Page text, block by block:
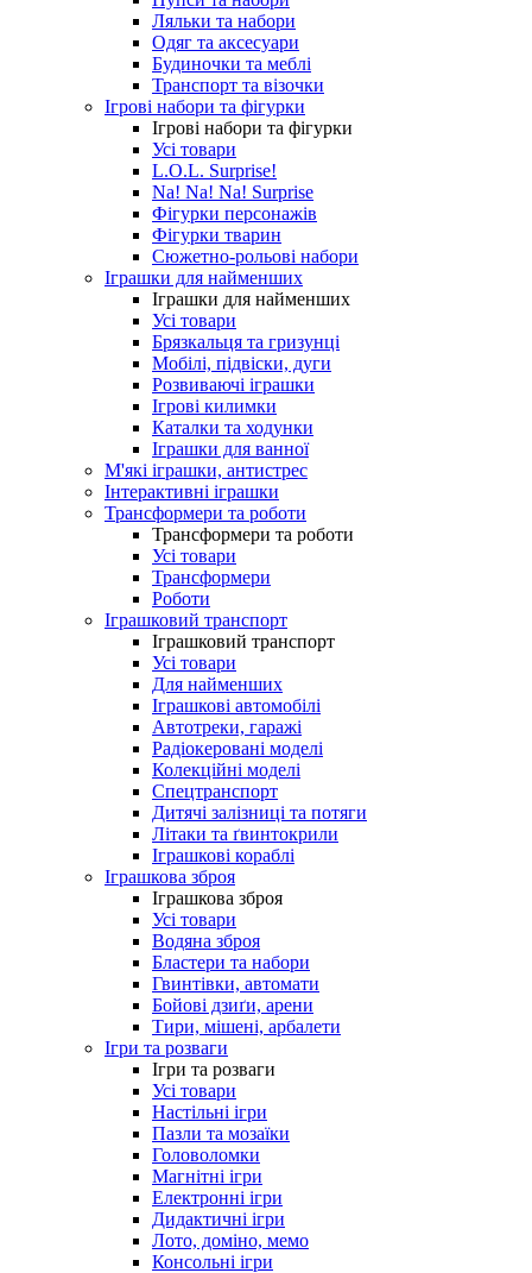
Ляльки та набори
Одяг та аксесуари
Будиночки та меблі
Транспорт та візочки
Ігрові набори та фігурки
Ігрові набори та фігурки
Усі товари
L.O.L. Surprise!
Na! Na! Na! Surprise
Фігурки персонажів
Фігурки тварин
Сюжетно-рольові набори
Іграшки для найменших
Іграшки для найменших
Усі товари
Брязкальця та гризунці
Мобілі, підвіски, дуги
Розвиваючі іграшки
Ігрові килимки
Каталки та ходунки
Іграшки для ванної
М'які іграшки, антистрес
Інтерактивні іграшки
Трансформери та роботи
Трансформери та роботи
Усі товари
Трансформери
Роботи
Іграшковий транспорт
Іграшковий транспорт
Усі товари
Для найменших
Іграшкові автомобілі
Автотреки, гаражі
Радіокеровані моделі
Колекційні моделі
Спецтранспорт
Дитячі залізниці та потяги
Літаки та ґвинтокрили
Іграшкові кораблі
Іграшкова зброя
Іграшкова зброя
Усі товари
Водяна зброя
Бластери та набори
Гвинтівки, автомати
Бойові дзиґи, арени
Тири, мішені, арбалети
Ігри та розваги
Ігри та розваги
Усі товари
Настільні ігри
Пазли та мозаїки
Головоломки
Магнітні ігри
Електронні ігри
Дидактичні ігри
Лото, доміно, мемо
Консольні ігри